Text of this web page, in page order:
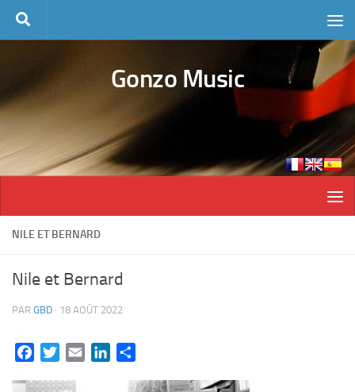
Skip to content
Gonzo Music
NILE ET BERNARD
Nile et Bernard
PAR GBD · 18 AOÛT 2022
FacebookTwitterEmail LinkedIn